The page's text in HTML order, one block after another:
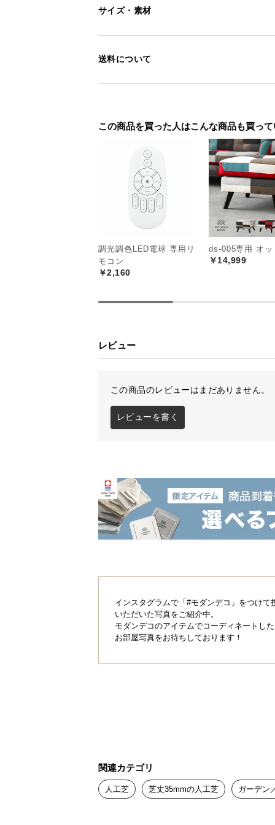
サイズ・素材
送料について
この商品を買った人はこんな商品も買っ
調光調色LED電球 専用リ
モコン
￥2,160
ds-005専用 オッ
￥14,999
レビュー
この商品のレビューはまだありません。
レビューを書く
インスタグラムで「#モダンデコ」をつけて
いただいた写真をご紹介中。
モダンデコのアイテムでコーディネートし
お部屋写真をお待ちしております！
関連カテゴリ
人工芝 芝丈35mmの人工芝 ガーデン